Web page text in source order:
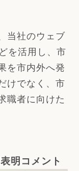
当社のウェブ
を活用し、市
を市内外へ発
けでなく、市
職者に向けた
明コメント